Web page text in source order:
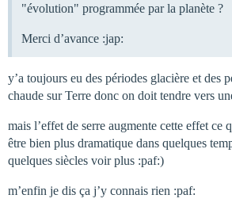
"évolution" programmée par la planète ?
Merci d’avance :jap:
y’a toujours eu des périodes glacière et des
chaude sur Terre donc on doit tendre vers
mais l’effet de serre augmente cette effet ce
être bien plus dramatique dans quelques
quelques siècles voir plus :paf:)
m’enfin je dis ça j’y connais rien :paf: